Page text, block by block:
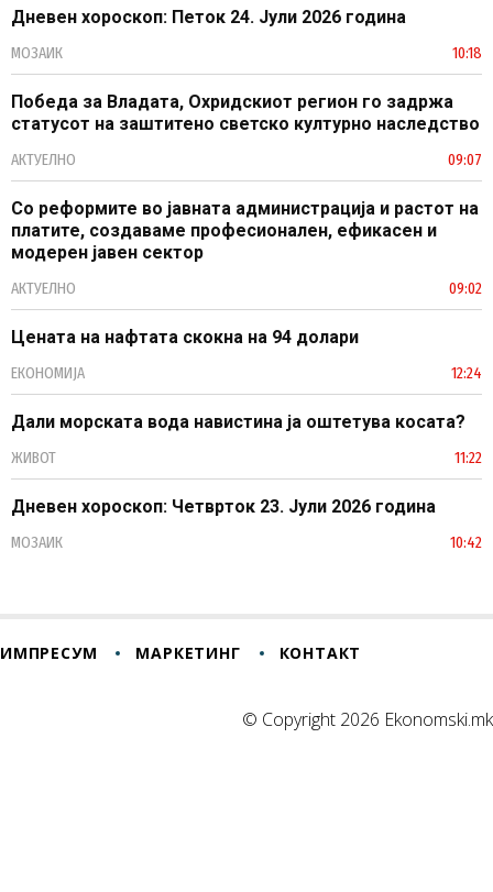
Дневен хороскоп: Петок 24. Јули 2026 година
МОЗАИК 10:18
Победа за Владата, Охридскиот регион го задржа
статусот на заштитено светско културно наследство
АКТУЕЛНО 09:07
Со реформите во јавната администрација и растот на
платите, создаваме професионален, ефикасен и
модерен јавен сектор
АКТУЕЛНО 09:02
Цената на нафтата скокна на 94 долари
ЕКОНОМИЈА 12:24
Дали морската вода навистина ја оштетува косата?
ЖИВОТ 11:22
Дневен хороскоп: Четврток 23. Јули 2026 година
МОЗАИК 10:42
ИМПРЕСУМ МАРКЕТИНГ КОНТАКТ
© Copyright 2026 Ekonomski.mk